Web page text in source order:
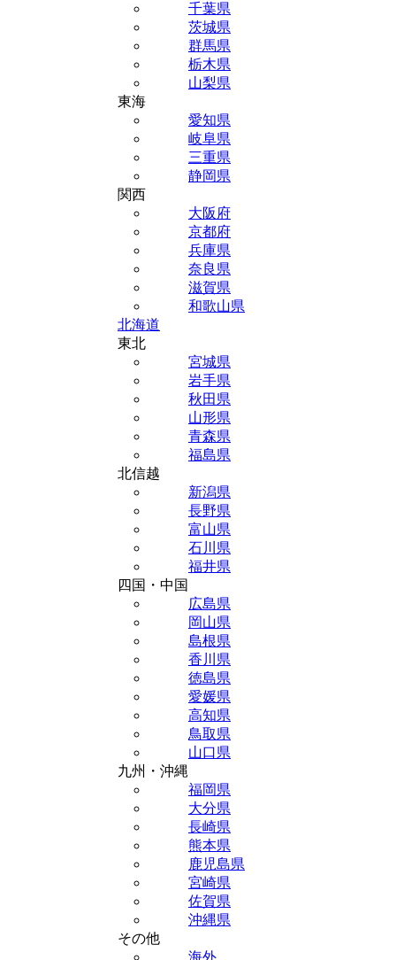
千葉県
茨城県
群馬県
栃木県
山梨県
東海
愛知県
岐阜県
三重県
静岡県
関西
大阪府
京都府
兵庫県
奈良県
滋賀県
和歌山県
北海道
東北
宮城県
岩手県
秋田県
山形県
青森県
福島県
北信越
新潟県
長野県
富山県
石川県
福井県
四国・中国
広島県
岡山県
島根県
香川県
徳島県
愛媛県
高知県
鳥取県
山口県
九州・沖縄
福岡県
大分県
長崎県
熊本県
鹿児島県
宮崎県
佐賀県
沖縄県
その他